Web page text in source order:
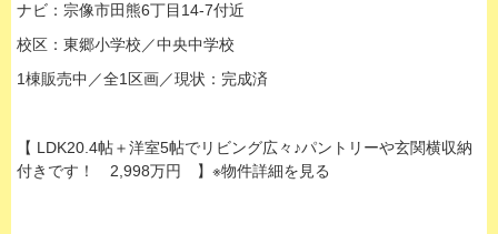
ナビ：宗像市田熊6丁目14-7付近
校区：東郷小学校／中央中学校
1棟販売中／全1区画／現状：完成済
【 LDK20.4帖＋洋室5帖でリビング広々♪パントリーや玄関横収納
付きです！ 2,998万円 】※物件詳細を見る